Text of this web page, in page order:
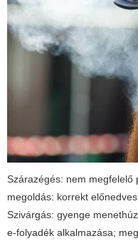
Szárazégés: nem megfelelő
megoldás: korrekt
Szivárgás: gyenge
e-folyadék alkalmazása;